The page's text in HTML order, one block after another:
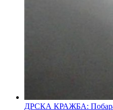
ДРСКА КРАЖБА: